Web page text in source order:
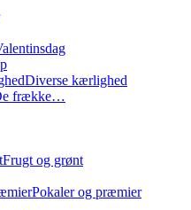
Diverse kærlighed
frække…
Frugt og grønt
Pokaler og præmier